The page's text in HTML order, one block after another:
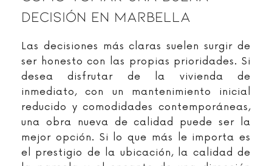
Decisión En Marbella
Las decisiones más claras suelen surgir de
ser honesto con las propias prioridades. Si
desea disfrutar de la vivienda de
inmediato, con un mantenimiento inicial
reducido y comodidades contemporáneas,
una obra nueva de calidad puede ser la
mejor opción. Si lo que más le importa es
el prestigio de la ubicación, la calidad de